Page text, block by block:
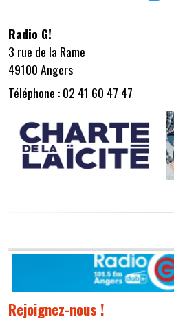
Radio G!
3 rue de la Rame
49100 Angers
Téléphone : 02 41 60 47 47
Rejoignez-nous !